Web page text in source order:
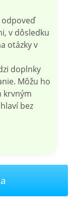
v dôsledku
otázky v
doplnky
Môžu ho
krvným
bez